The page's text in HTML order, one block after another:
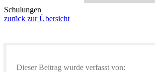
Schulungen
zurück zur Übersicht
Dieser Beitrag wurde verfasst von: